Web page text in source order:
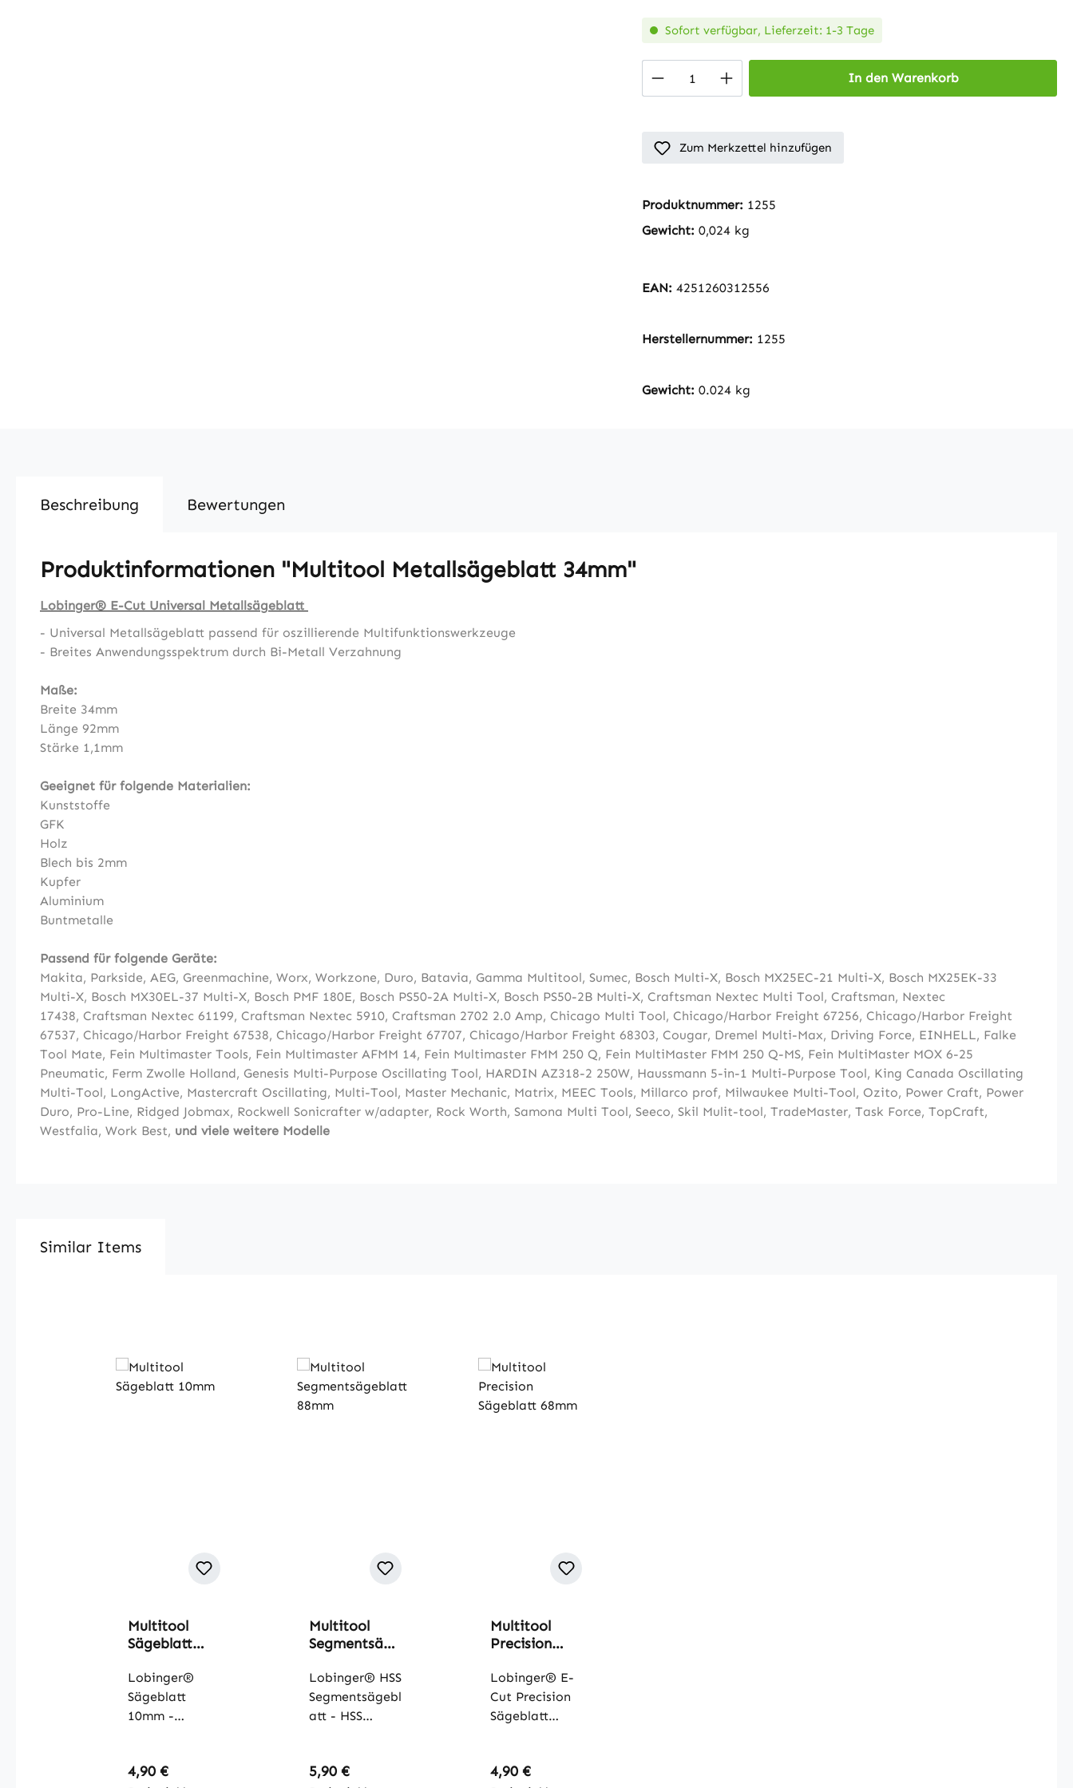
Sofort verfügbar, Lieferzeit: 1-3 Tage
Produkt Anzahl: Gib den gewünschten Wert
In den Warenkorb
Zum Merkzettel hinzufügen
Produktnummer: 1255
Gewicht: 0,024 kg
EAN: 4251260312556
Herstellernummer: 1255
Gewicht: 0.024 kg
Beschreibung Bewertungen
Produktinformationen "Multitool Metallsägeblatt 34mm"
Lobinger® E-Cut Universal Metallsägeblatt
- Universal Metallsägeblatt passend für oszillierende Multifunktionswerkzeuge
- Breites Anwendungsspektrum durch Bi-Metall Verzahnung
Maße:
Breite 34mm
Länge 92mm
Stärke 1,1mm
Geeignet für folgende Materialien:
Kunststoffe
GFK
Holz
Blech bis 2mm
Kupfer
Aluminium
Buntmetalle
Passend für folgende Geräte:
Makita, Parkside, AEG, Greenmachine, Worx, Workzone, Duro, Batavia, Gamma Multitool, Sumec, Bosch Multi-X, Bosch MX25EC-21 Multi-X, Bosch MX25EK-33
Multi-X, Bosch MX30EL-37 Multi-X, Bosch PMF 180E, Bosch PS50-2A Multi-X, Bosch PS50-2B Multi-X, Craftsman Nextec Multi Tool, Craftsman, Nextec
17438, Craftsman Nextec 61199, Craftsman Nextec 5910, Craftsman 2702 2.0 Amp, Chicago Multi Tool, Chicago/Harbor Freight 67256, Chicago/Harbor Freight
67537, Chicago/Harbor Freight 67538, Chicago/Harbor Freight 67707, Chicago/Harbor Freight 68303, Cougar, Dremel Multi-Max, Driving Force, EINHELL, Falke
Tool Mate, Fein Multimaster Tools, Fein Multimaster AFMM 14, Fein Multimaster FMM 250 Q, Fein MultiMaster FMM 250 Q-MS, Fein MultiMaster MOX 6-25
Pneumatic, Ferm Zwolle Holland, Genesis Multi-Purpose Oscillating Tool, HARDIN AZ318-2 250W, Haussmann 5-in-1 Multi-Purpose Tool, King Canada Oscillating
Multi-Tool, LongActive, Mastercraft Oscillating, Multi-Tool, Master Mechanic, Matrix, MEEC Tools, Millarco prof, Milwaukee Multi-Tool, Ozito, Power Craft, Power
Duro, Pro-Line, Ridged Jobmax, Rockwell Sonicrafter w/adapter, Rock Worth, Samona Multi Tool, Seeco, Skil Mulit-tool, TradeMaster, Task Force, TopCraft,
Westfalia, Work Best, und viele weitere Modelle
Similar Items
Multitool
Sägeblatt
Lobinger®
Sägeblatt
10mm -
passend für
Regulärer Preis:
4,90 €
Multitool
Segmentsäge
Lobinger® HSS
Segmentsägebl
att - HSS
oszillierende
Regulärer Preis:
5,90 €
Multitool
Precision
68mm
Lobinger® E-
Cut Precision
Sägeblatt
Sägeblatt
Regulärer Preis:
4,90 €